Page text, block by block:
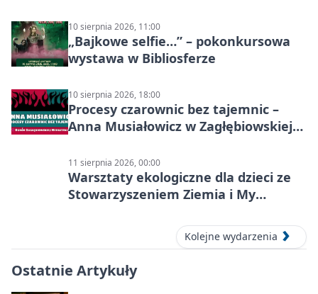
10 sierpnia 2026, 11:00
„Bajkowe selfie…” – pokonkursowa
wystawa w Bibliosferze
10 sierpnia 2026, 18:00
Procesy czarownic bez tajemnic –
Anna Musiałowicz w Zagłębiowskiej
11 sierpnia 2026, 00:00
Warsztaty ekologiczne dla dzieci ze
Stowarzyszeniem Ziemia i My
Kolejne wydarzenia
Ostatnie Artykuły